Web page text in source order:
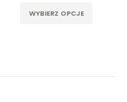
WYBIERZ OPCJE